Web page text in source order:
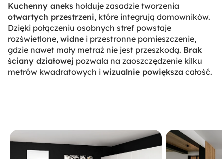
Kuchenny aneks hołduje zasadzie tworzenia
otwartych przestrzeni, które integrują domowników.
Dzięki połączeniu osobnych stref powstaje
rozświetlone, widne i przestronne pomieszczenie,
gdzie nawet mały metraż nie jest przeszkodą. Brak
ściany działowej pozwala na zaoszczędzenie kilku
metrów kwadratowych i wizualnie powiększa całość.